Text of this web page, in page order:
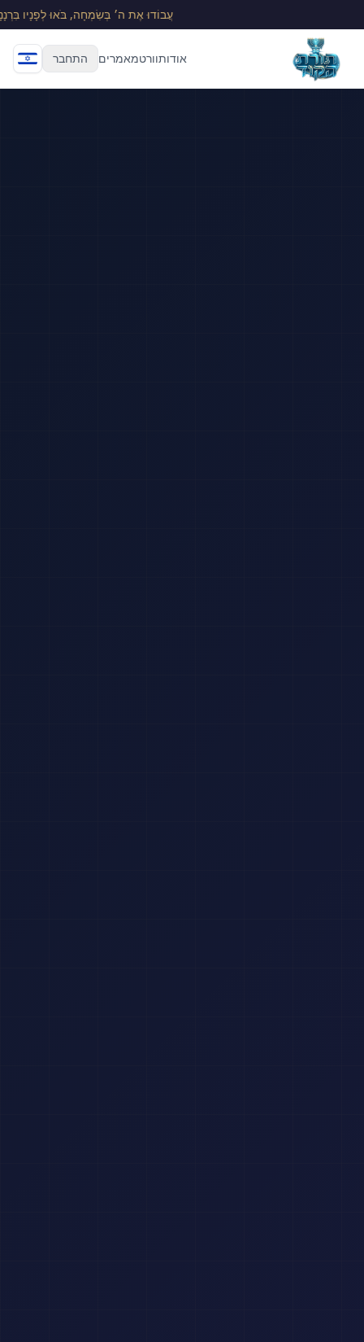
עֲבוֹדוּ אֶת ה׳ בְּשִׂמְחָה, בֹּאוּ לְפָנָיו בִּרְנָנָה
התחבר מאמריםוורטאודות